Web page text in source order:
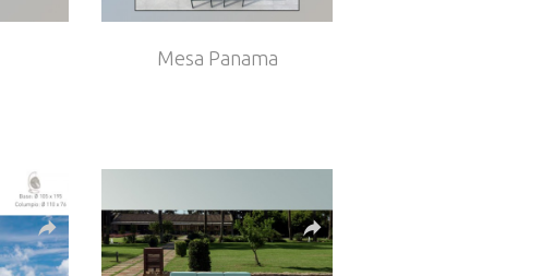
Mesa Panama